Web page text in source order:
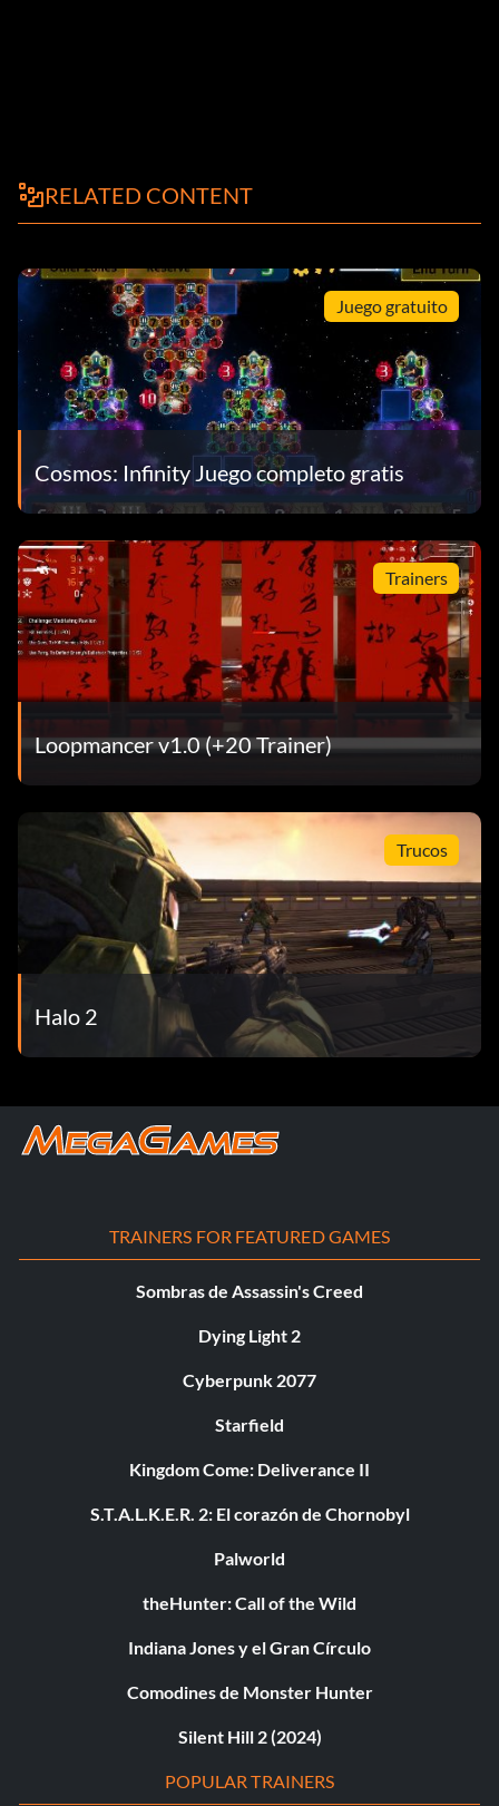
RELATED CONTENT
Juego gratuito
Cosmos: Infinity Juego completo gratis
Trainers
Loopmancer v1.0 (+20 Trainer)
Trucos
Halo 2
TRAINERS FOR FEATURED GAMES
Sombras de Assassin's Creed
Dying Light 2
Cyberpunk 2077
Starfield
Kingdom Come: Deliverance II
S.T.A.L.K.E.R. 2: El corazón de Chornobyl
Palworld
theHunter: Call of the Wild
Indiana Jones y el Gran Círculo
Comodines de Monster Hunter
Silent Hill 2 (2024)
POPULAR TRAINERS